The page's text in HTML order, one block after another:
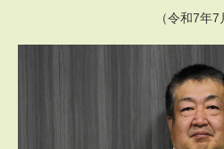
（令和7年7